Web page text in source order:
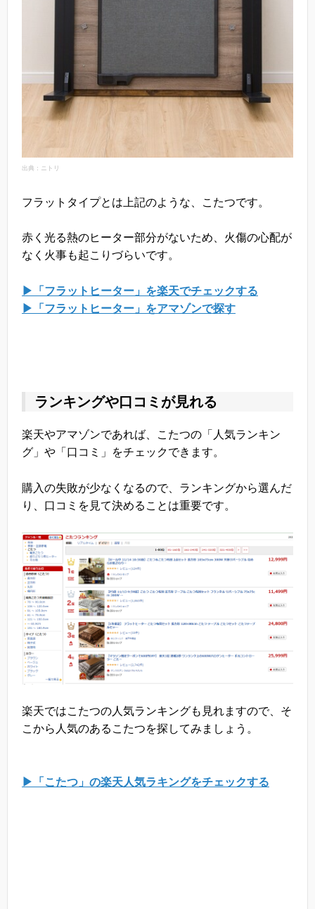
出典：ニトリ
フラットタイプとは上記のような、こたつです。
赤く光る熱のヒーター部分がないため、火傷の心配が
なく火事も起こりづらいです。
▶「フラットヒーター」を楽天でチェックする
▶「フラットヒーター」をアマゾンで探す
ランキングや口コミが見れる
楽天やアマゾンであれば、こたつの「人気ランキン
グ」や「口コミ」をチェックできます。
購入の失敗が少なくなるので、ランキングから選んだ
り、口コミを見て決めることは重要です。
楽天ではこたつの人気ランキングも見れますので、そ
こから人気のあるこたつを探してみましょう。
▶「こたつ」の楽天人気ラキングをチェックする